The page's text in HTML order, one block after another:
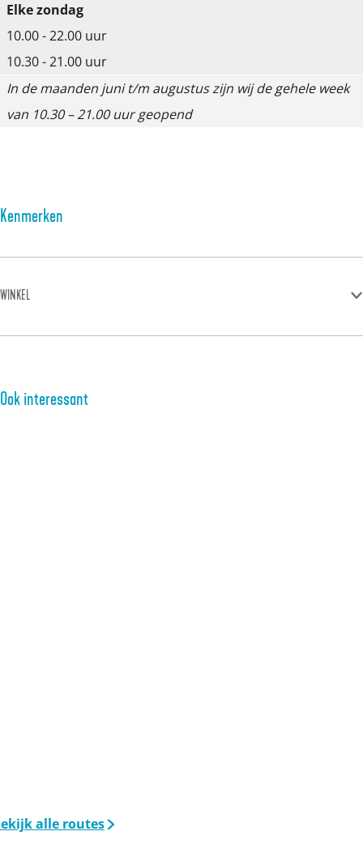
Elke zondag
10.00 - 22.00 uur
10.30 - 21.00 uur
In de maanden juni t/m augustus zijn wij de gehele week
van 10.30 – 21.00 uur geopend
Kenmerken
WINKEL
Ook interessant
alle routes